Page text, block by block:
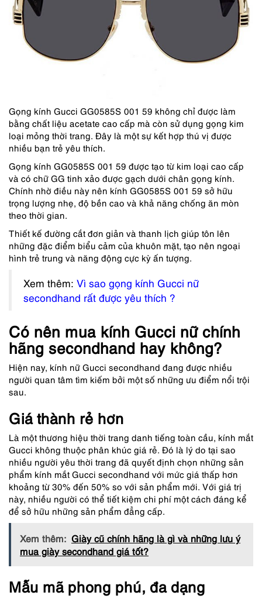
Gọng kính Gucci GG0585S 001 59 không chỉ được làm
bằng chất liệu acetate cao cấp mà còn sử dụng gọng kim
loại mỏng thời trang. Đây là một sự kết hợp thú vị được
nhiều bạn trẻ yêu thích.
Gọng kính GG0585S 001 59 được tạo từ kim loại cao cấp
và có chữ GG tinh xảo được gạch dưới chân gọng kính.
Chính nhờ điều này nên kính GG0585S 001 59 sở hữu
trọng lượng nhẹ, độ bền cao và khả năng chống ăn mòn
theo thời gian.
Thiết kế đường cắt đơn giản và thanh lịch giúp tôn lên
những đặc điểm biểu cảm của khuôn mặt, tạo nên ngoại
hình trẻ trung và năng động cực kỳ ấn tượng.
Xem thêm: Vì sao gọng kính Gucci nữ
secondhand rất được yêu thích ?
Có nên mua kính Gucci nữ chính
hãng secondhand hay không?
Hiện nay, kính nữ Gucci secondhand đang được nhiều
người quan tâm tìm kiếm bởi một số những ưu điểm nổi trội
sau.
Giá thành rẻ hơn
Là một thương hiệu thời trang danh tiếng toàn cầu, kính mắt
Gucci không thuộc phân khúc giá rẻ. Đó là lý do tại sao
nhiều người yêu thời trang đã quyết định chọn những sản
phẩm kính mắt Gucci secondhand với mức giá thấp hơn
khoảng từ 30% đến 50% so với sản phẩm mới. Với giá trị
này, nhiều người có thể tiết kiệm chi phí một cách đáng kể
để sở hữu những sản phẩm đẳng cấp.
Xem thêm: Giày cũ chính hãng là gì và những lưu ý
mua giày secondhand giá tốt?
Mẫu mã phong phú, đa dạng